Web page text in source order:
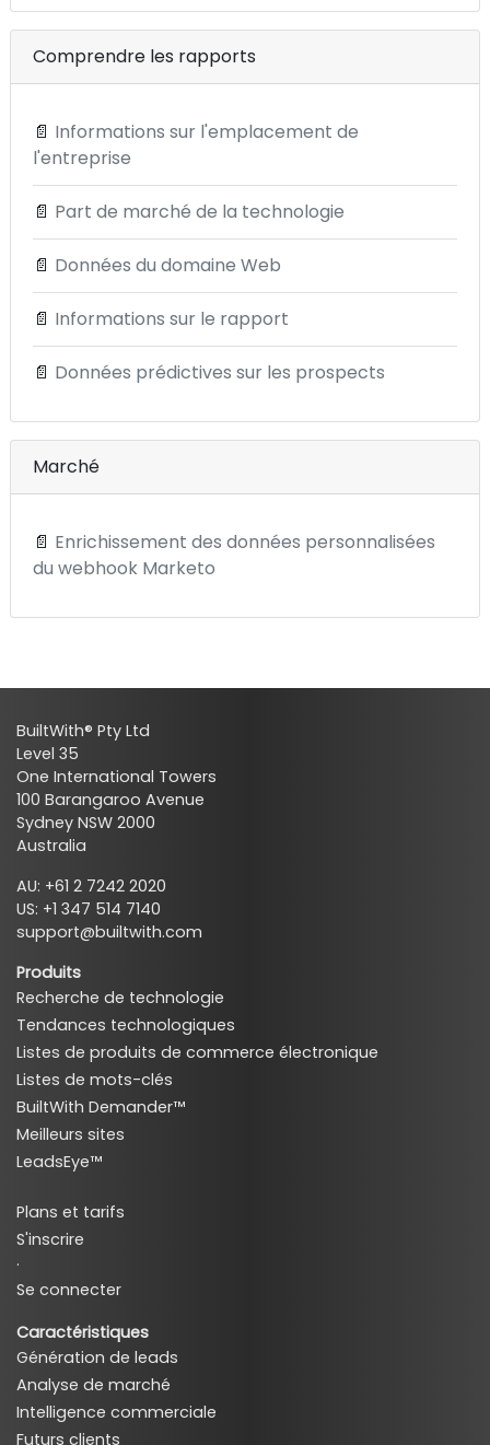
Comprendre les rapports
📄 Informations sur l'emplacement de
l'entreprise
📄 Part de marché de la technologie
📄 Données du domaine Web
📄 Informations sur le rapport
📄 Données prédictives sur les prospects
Marché
📄 Enrichissement des données personnalisées
du webhook Marketo
BuiltWith® Pty Ltd
Level 35
One International Towers
100 Barangaroo Avenue
Sydney NSW 2000
Australia
AU: +61 2 7242 2020
US: +1 347 514 7140
support@builtwith.com
Produits
Recherche de technologie
Tendances technologiques
Listes de produits de commerce électronique
Listes de mots-clés
BuiltWith Demander™
Meilleurs sites
LeadsEye™
Plans et tarifs
S'inscrire
·
Se connecter
Caractéristiques
Génération de leads
Analyse de marché
Intelligence commerciale
Futurs clients